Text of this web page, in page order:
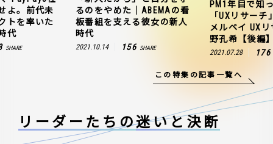
よ。前代未
トを率いた
代
SHARE
るのをやめた｜ABEMAの看
板番組を支える彼女の新人
時代
2021.10.14 156 SHARE
PM1年目で知
「UXリサー
メルペイ UX
野孔希【後編
2021.07.28 176
この特集の記事一覧へ
リーダーたちの迷いと決断